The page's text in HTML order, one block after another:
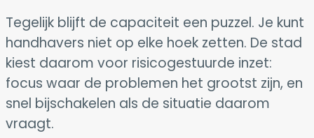
Tegelijk blijft de capaciteit een puzzel. Je kunt
handhavers niet op elke hoek zetten. De stad
kiest daarom voor risicogestuurde inzet:
focus waar de problemen het grootst zijn, en
snel bijschakelen als de situatie daarom
vraagt.